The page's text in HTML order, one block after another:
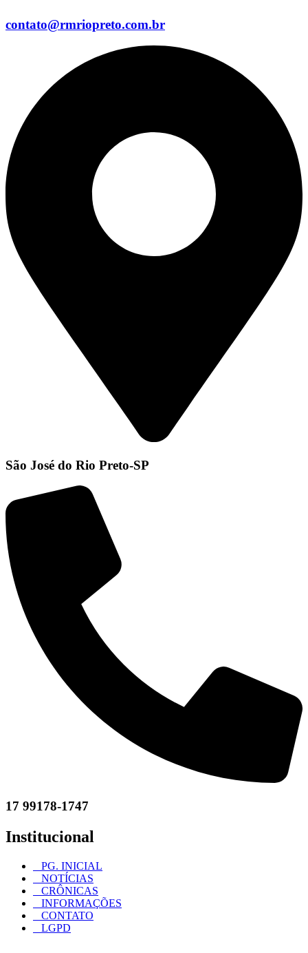
contato@rmriopreto.com.br
São José do Rio Preto-SP
17 99178-1747
Institucional
PG. INICIAL
NOTÍCIAS
CRÔNICAS
INFORMAÇÕES
CONTATO
LGPD